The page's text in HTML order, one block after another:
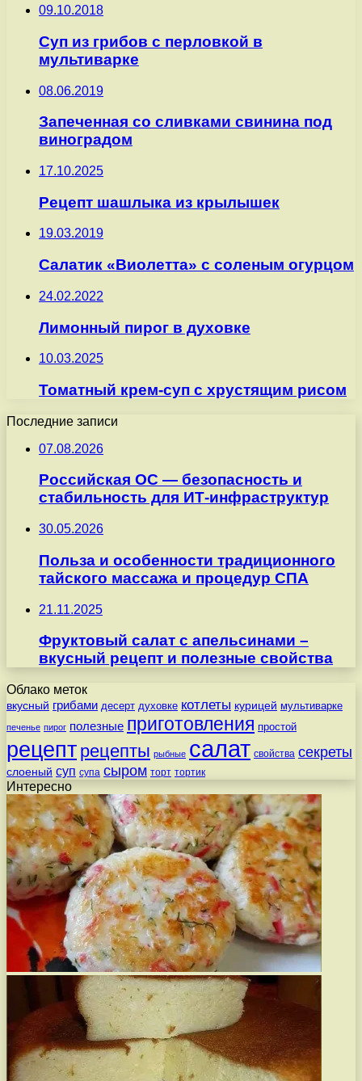
09.10.2018
Суп из грибов с перловкой в
мультиварке
08.06.2019
Запеченная со сливками свинина под
виноградом
17.10.2025
Рецепт шашлыка из крылышек
19.03.2019
Салатик «Виолетта» с соленым огурцом
24.02.2022
Лимонный пирог в духовке
10.03.2025
Томатный крем-суп с хрустящим рисом
Последние записи
07.08.2026
Российская ОС — безопасность и
стабильность для ИТ-инфраструктур
30.05.2026
Польза и особенности традиционного
тайского массажа и процедур СПА
21.11.2025
Фруктовый салат с апельсинами –
вкусный рецепт и полезные свойства
Облако меток
вкусный грибами десерт духовке котлеты курицей мультиварке
печенье пирог полезные приготовления простой
рецепт рецепты рыбные салат свойства секреты
слоеный суп супа сыром торт тортик
Интересно